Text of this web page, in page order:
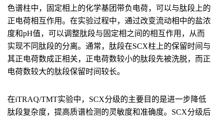
色谱柱中，固定相上的化学基团带负电荷，可以与肽段上的
正电荷相互作用。在实验过程中，通过改变流动相中的盐浓
度和pH值，可以调整肽段与固定相之间的相互作用，从而
实现不同肽段的分离。通常，肽段在SCX柱上的保留时间与
其正电荷数成正相关，正电荷数较小的肽段先被洗脱，而正
电荷数较大的肽段保留时间较长。
在iTRAQ/TMT实验中，SCX分级的主要目的是进一步降低
肽段复杂度，提高质谱检测的灵敏度和准确度。SCX分级后